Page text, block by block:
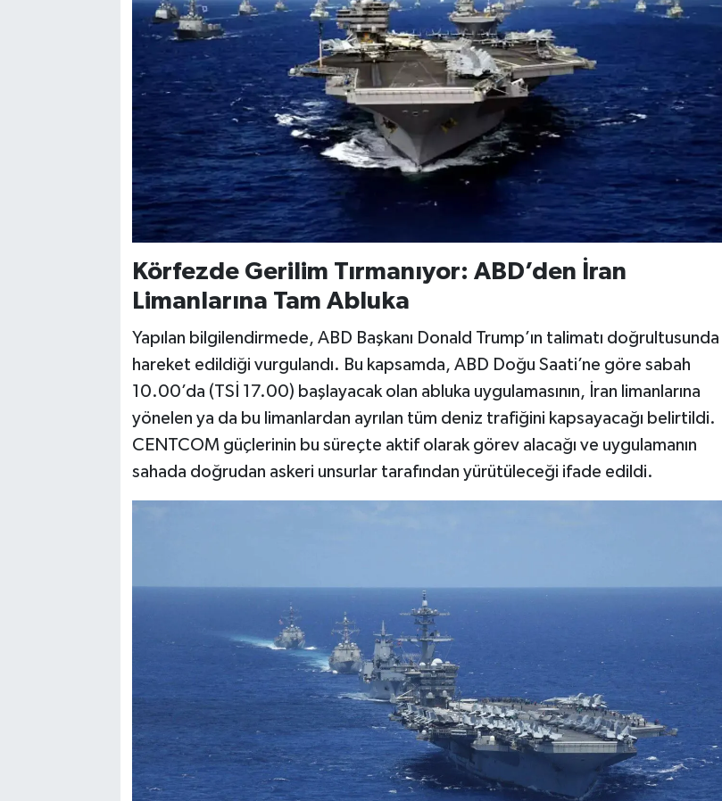
Körfezde Gerilim Tırmanıyor: ABD’den İran
Limanlarına Tam Abluka
Yapılan bilgilendirmede, ABD Başkanı Donald Trump’ın talimatı doğrultusunda
hareket edildiği vurgulandı. Bu kapsamda, ABD Doğu Saati’ne göre sabah
10.00’da (TSİ 17.00) başlayacak olan abluka uygulamasının, İran limanlarına
yönelen ya da bu limanlardan ayrılan tüm deniz trafiğini kapsayacağı belirtildi.
CENTCOM güçlerinin bu süreçte aktif olarak görev alacağı ve uygulamanın
sahada doğrudan askeri unsurlar tarafından yürütüleceği ifade edildi.